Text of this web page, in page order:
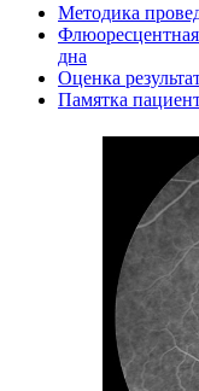
Методика
дна
Оценка
Памятка